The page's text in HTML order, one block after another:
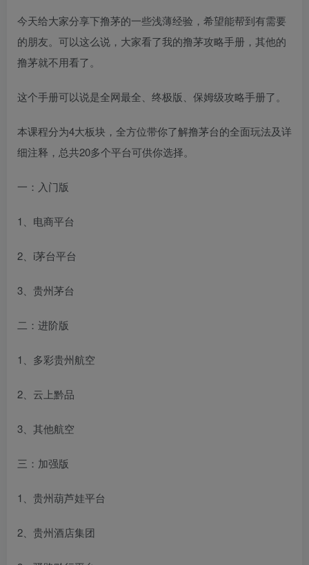
今天给大家分享下撸茅的一些浅薄经验，希望能帮到有需要
的朋友。可以这么说，大家看了我的撸茅攻略手册，其他的
撸茅就不用看了。
这个手册可以说是全网最全、终极版、保姆级攻略手册了。
本课程分为4大板块，全方位带你了解撸茅台的全面玩法及详
细注释，总共20多个平台可供你选择。
一：入门版
1、电商平台
2、i茅台平台
3、贵州茅台
二：进阶版
1、多彩贵州航空
2、云上黔品
3、其他航空
三：加强版
1、贵州葫芦娃平台
2、贵州酒店集团